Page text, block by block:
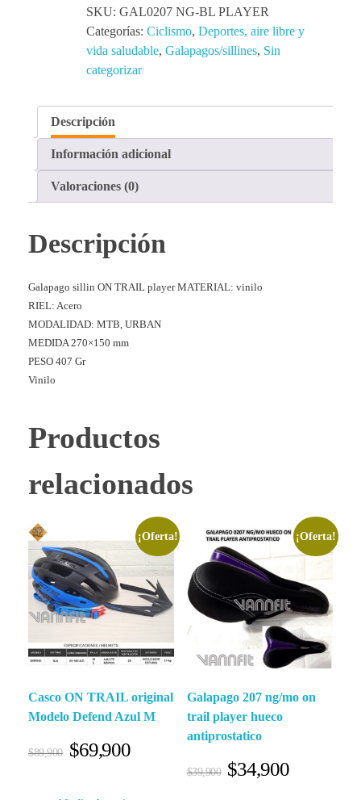
SKU: GAL0207 NG-BL PLAYER
Categorías: Ciclismo, Deportes, aire libre y
vida saludable, Galapagos/sillines, Sin
categorizar
Descripción
Información adicional
Valoraciones (0)
Descripción
Galapago sillin ON TRAIL player MATERIAL: vinilo
RIEL: Acero
MODALIDAD: MTB, URBAN
MEDIDA 270×150 mm
PESO 407 Gr
Vinilo
Productos
relacionados
¡Oferta!
Casco ON TRAIL original
Modelo Defend Azul M
$89,900 $69,900
¡Oferta!
Galapago 207 ng/mo on
trail player hueco
antiprostatico
$39,900 $34,900